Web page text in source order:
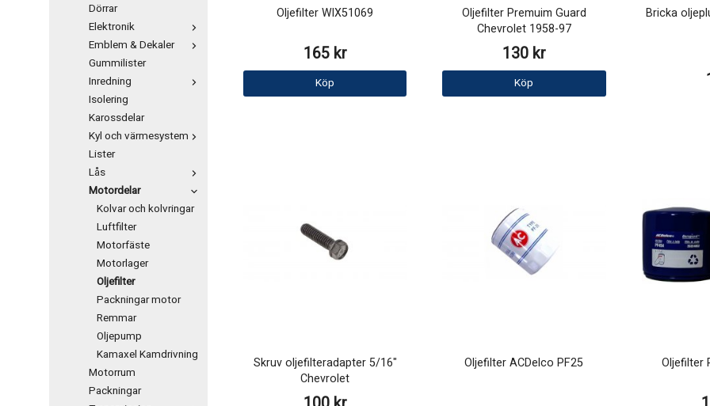
Dörrar
Elektronik
Emblem & Dekaler
Gummilister
Inredning
Isolering
Karossdelar
Kyl och värmesystem
Lister
Lås
Motordelar
Kolvar och kolvringar
Luftfilter
Motorfäste
Motorlager
Oljefilter
Packningar motor
Remmar
Oljepump
Kamaxel Kamdrivning
Motorrum
Packningar
Oljefilter WIX51069
165 kr
Köp
Oljefilter Premuim Guard
Chevrolet 1958-97
130 kr
Köp
Bricka
Skruv oljefilteradapter 5/16"
Chevrolet
Oljefilter ACDelco PF25 Oljefilter